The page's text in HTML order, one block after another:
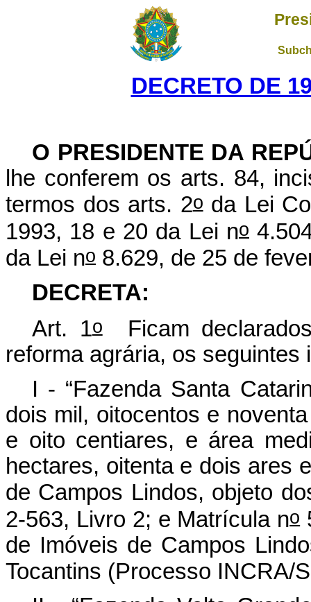
DECRETO DE
O PRESIDENTE DA
lhe conferem os arts. 84,
termos dos arts. 2oda Lei
1993, 18 e 20 da Lei no
da Lei no 8.629, de 25 de
DECRETA:
Art. 1oFicam
reforma agrária, os seguintes
I - “Fazenda Santa
dois mil, oitocentos e
e oito centiares, e área
hectares, oitenta e dois ares
de Campos Lindos, objeto
2-563, Livro 2; e Matrícula no
de Imóveis de Campos
Tocantins (Processo INCRA/